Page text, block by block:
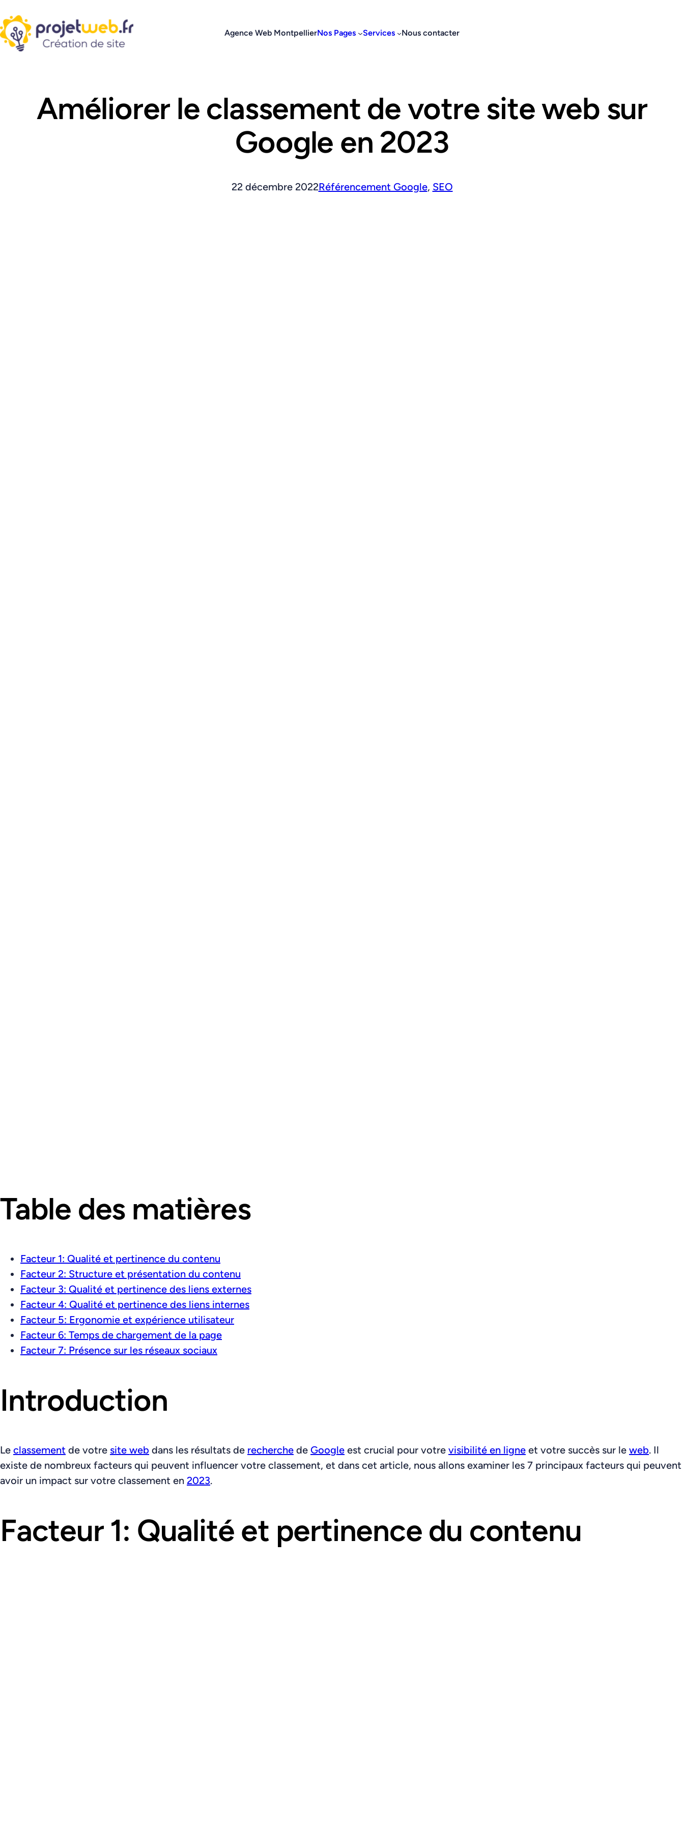
Agence Web MontpellierNos Pages Services Nous contacter
Améliorer le classement de votre site web sur
Google en 2023
22 décembre 2022Référencement Google, SEO
Table des matières
Facteur 1: Qualité et pertinence du contenu
Facteur 2: Structure et présentation du contenu
Facteur 3: Qualité et pertinence des liens externes
Facteur 4: Qualité et pertinence des liens internes
Facteur 5: Ergonomie et expérience utilisateur
Facteur 6: Temps de chargement de la page
Facteur 7: Présence sur les réseaux sociaux
Introduction
Le classement de votre site web dans les résultats de recherche de Google est crucial pour votre visibilité en ligne et votre succès sur le web. Il
existe de nombreux facteurs qui peuvent influencer votre classement, et dans cet article, nous allons examiner les 7 principaux facteurs qui peuvent
avoir un impact sur votre classement en 2023.
Facteur 1: Qualité et pertinence du contenu